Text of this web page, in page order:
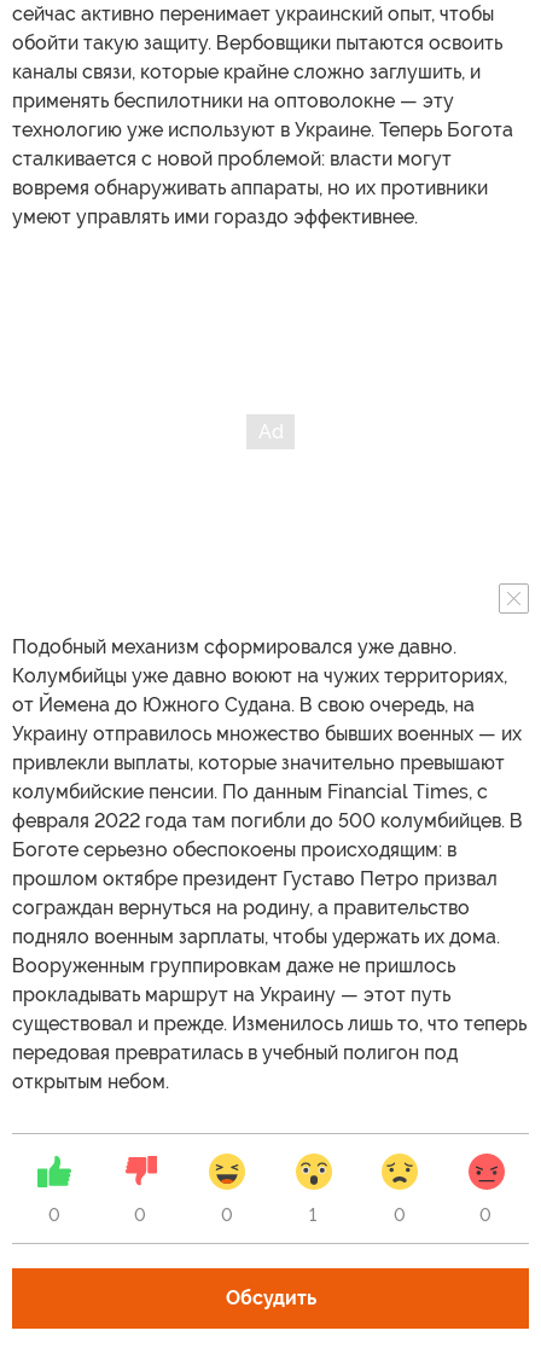
сейчас активно перенимает украинский опыт, чтобы
обойти такую защиту. Вербовщики пытаются освоить
каналы связи, которые крайне сложно заглушить, и
применять беспилотники на оптоволокне — эту
технологию уже используют в Украине. Теперь Богота
сталкивается с новой проблемой: власти могут
вовремя обнаруживать аппараты, но их противники
умеют управлять ими гораздо эффективнее.
Подобный механизм сформировался уже давно.
Колумбийцы уже давно воюют на чужих территориях,
от Йемена до Южного Судана. В свою очередь, на
Украину отправилось множество бывших военных — их
привлекли выплаты, которые значительно превышают
колумбийские пенсии. По данным Financial Times, с
февраля 2022 года там погибли до 500 колумбийцев. В
Боготе серьезно обеспокоены происходящим: в
прошлом октябре президент Густаво Петро призвал
сограждан вернуться на родину, а правительство
подняло военным зарплаты, чтобы удержать их дома.
Вооруженным группировкам даже не пришлось
прокладывать маршрут на Украину — этот путь
существовал и прежде. Изменилось лишь то, что теперь
передовая превратилась в учебный полигон под
открытым небом.
0 0 0 1 0 0
Обсудить